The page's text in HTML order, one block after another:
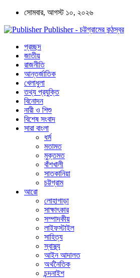
সোমবার, আগস্ট ১০, ২০২৬
Publisher - চট্টগ্রামের কন্ঠস্বর
প্রচ্ছদ
জাতীয়
রাজনীতি
আন্তর্জাতিক
খেলাধুলা
তথ্য প্রযুক্তি
বিনোদন
নারী ও শিশু
বিশেষ সংবাদ
সারা বাংলা
ধর্ম
মতামত
মুক্তমত
বাঁশখালী
সাতকানিয়া
চট্টগ্রাম
আরো
লোহাগাড়া
সাক্ষাৎকার
সম্পাদকীয়
লাইফস্টাইল
সাহিত্য
স্বাস্থ্য
আইন আদালত
অর্থনৈতিক
চন্দনাইশ